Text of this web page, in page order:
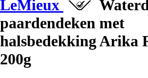
LeMieux
paardendeken met
halsbedekking Arika
200g